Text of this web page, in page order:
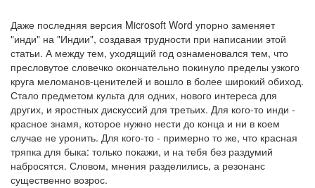
Даже последняя версия Microsoft Word упорно заменяет
"инди" на "Индии", создавая трудности при написании этой
статьи. А между тем, уходящий год ознаменовался тем, что
пресловутое словечко окончательно покинуло пределы узкого
круга меломанов-ценителей и вошло в более широкий обиход.
Стало предметом культа для одних, нового интереса для
других, и яростных дискуссий для третьих. Для кого-то инди -
красное знамя, которое нужно нести до конца и ни в коем
случае не уронить. Для кого-то - примерно то же, что красная
тряпка для быка: только покажи, и на тебя без раздумий
набросятся. Словом, мнения разделились, а резонанс
существенно возрос.